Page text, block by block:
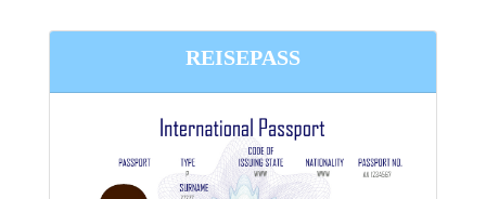
REISEPASS